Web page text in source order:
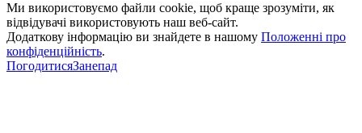
Ми використовуємо файли cookie, щоб краще зрозуміти, як
відвідувачі використовують наш веб-сайт.
Додаткову інформацію ви знайдете в нашому Положенні про
конфіденційність.
ПогодитисяЗанепад